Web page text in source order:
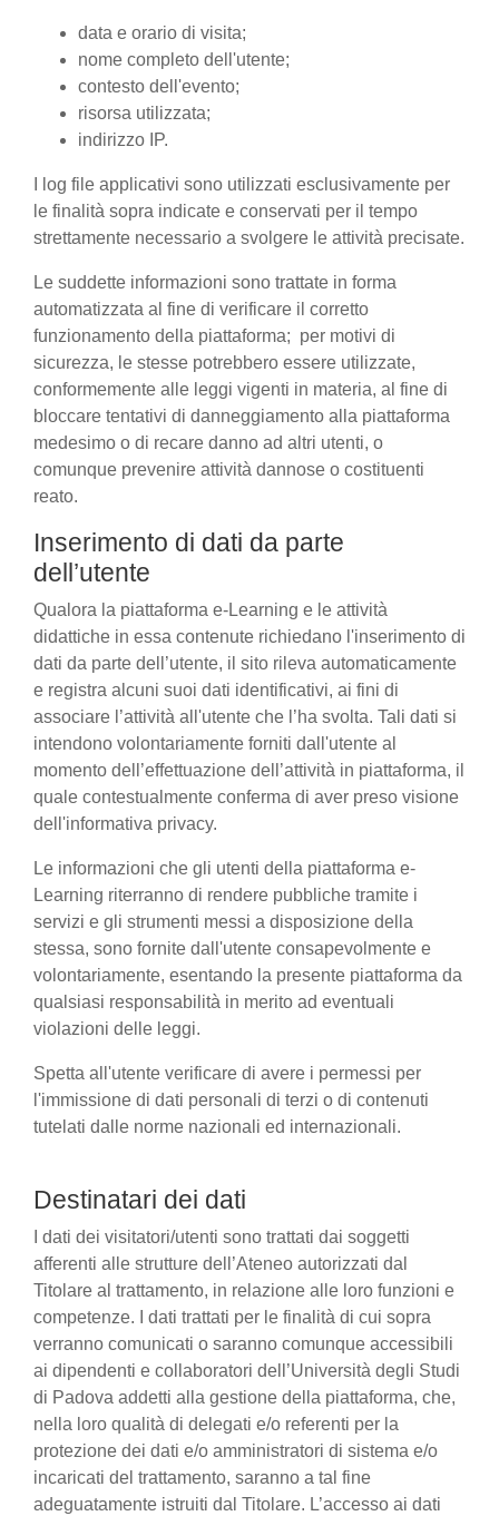
data e orario di visita;
nome completo dell'utente;
contesto dell'evento;
risorsa utilizzata;
indirizzo IP.
I log file applicativi sono utilizzati esclusivamente per
le finalità sopra indicate e conservati per il tempo
strettamente necessario a svolgere le attività precisate.
Le suddette informazioni sono trattate in forma
automatizzata al fine di verificare il corretto
funzionamento della piattaforma; per motivi di
sicurezza, le stesse potrebbero essere utilizzate,
conformemente alle leggi vigenti in materia, al fine di
bloccare tentativi di danneggiamento alla piattaforma
medesimo o di recare danno ad altri utenti, o
comunque prevenire attività dannose o costituenti
reato.
Inserimento di dati da parte
dell’utente
Qualora la piattaforma e-Learning e le attività
didattiche in essa contenute richiedano l'inserimento di
dati da parte dell’utente, il sito rileva automaticamente
e registra alcuni suoi dati identificativi, ai fini di
associare l’attività all'utente che l’ha svolta. Tali dati si
intendono volontariamente forniti dall'utente al
momento dell’effettuazione dell’attività in piattaforma, il
quale contestualmente conferma di aver preso visione
dell'informativa privacy.
Le informazioni che gli utenti della piattaforma e-
Learning riterranno di rendere pubbliche tramite i
servizi e gli strumenti messi a disposizione della
stessa, sono fornite dall'utente consapevolmente e
volontariamente, esentando la presente piattaforma da
qualsiasi responsabilità in merito ad eventuali
violazioni delle leggi.
Spetta all'utente verificare di avere i permessi per
l'immissione di dati personali di terzi o di contenuti
tutelati dalle norme nazionali ed internazionali.
Destinatari dei dati
I dati dei visitatori/utenti sono trattati dai soggetti
afferenti alle strutture dell’Ateneo autorizzati dal
Titolare al trattamento, in relazione alle loro funzioni e
competenze. I dati trattati per le finalità di cui sopra
verranno comunicati o saranno comunque accessibili
ai dipendenti e collaboratori dell’Università degli Studi
di Padova addetti alla gestione della piattaforma, che,
nella loro qualità di delegati e/o referenti per la
protezione dei dati e/o amministratori di sistema e/o
incaricati del trattamento, saranno a tal fine
adeguatamente istruiti dal Titolare. L’accesso ai dati